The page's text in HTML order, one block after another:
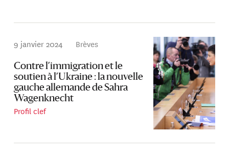
9 janvier 2024 Brèves
Contre l’immigration et le
soutien à l’Ukraine : la nouvelle
gauche allemande de Sahra
Wagenknecht
Profil clef